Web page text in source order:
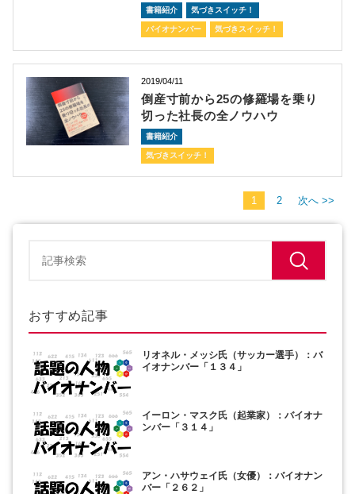
書籍紹介 気づきスイッチ！
バイオナンバー 気づきスイッチ！
2019/04/11
倒産寸前から25の修羅場を乗り
切った社長の全ノウハウ
書籍紹介
気づきスイッチ！
1 2 次へ >>
おすすめ記事
リオネル・メッシ氏（サッカー選手）：バ
イオナンバー「１３４」
イーロン・マスク氏（起業家）：バイオナ
ンバー「３１４」
アン・ハサウェイ氏（女優）：バイオナン
バー「２６２」